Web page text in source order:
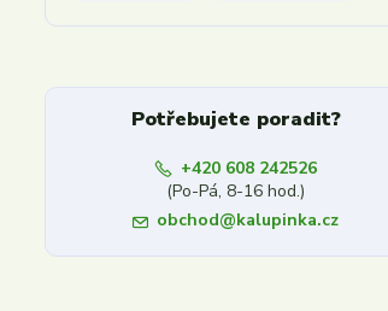
Potřebujete poradit?
+420 608 242526
(Po-Pá, 8-16 hod.)
obchod@kalupinka.cz